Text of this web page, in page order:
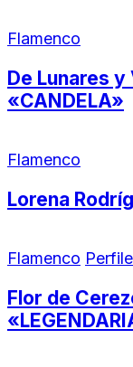
Flamenco
De Lunares
«CANDELA»
Flamenco
Lorena
Flamenco
Flor de